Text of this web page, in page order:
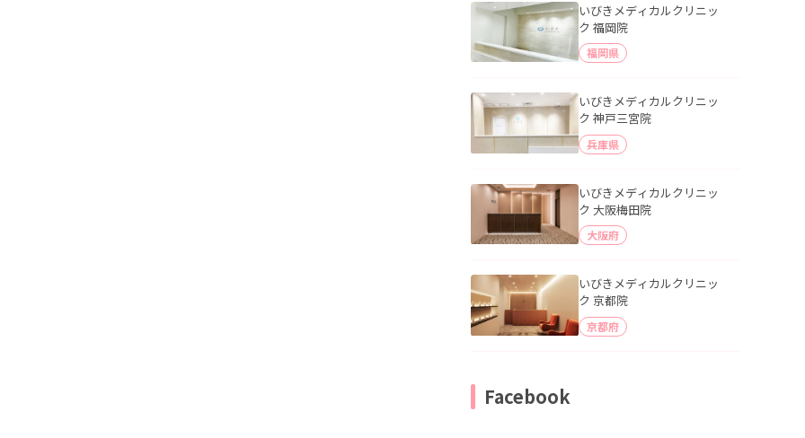
いびきメディカルクリニッ
ク 福岡院
福岡県
いびきメディカルクリニッ
ク 神戸三宮院
兵庫県
いびきメディカルクリニッ
ク 大阪梅田院
大阪府
いびきメディカルクリニッ
ク 京都院
京都府
Facebook